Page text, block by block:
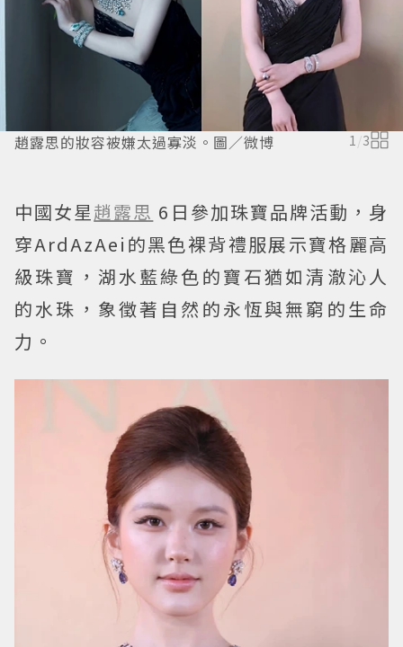
趙露思的妝容被嫌太過寡淡。圖／微博 1/3
中國女星趙露思 6日參加珠寶品牌活動，身
穿ArdAzAei的黑色裸背禮服展示寶格麗高
級珠寶，湖水藍綠色的寶石猶如清澈沁人
的水珠，象徵著自然的永恆與無窮的生命
力。